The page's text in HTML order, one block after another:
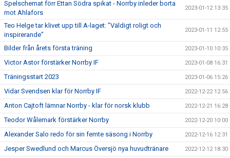
Spelschemat förr Ettan Södra spikat - Norrby inleder borta
mot Ahlafors
2023-01-12 13:35
Teo Helge tar klivet upp till A-laget: "Väldigt roligt och
inspirerande"
2023-01-11 12:55
Bilder från årets första träning 2023-01-10 10:35
Victor Astor förstärker Norrby IF 2023-01-08 16:31
Träningsstart 2023 2023-01-06 15:26
Vidar Svendsen klar för Norrby IF 2022-12-22 12:56
Anton Cajtoft lämnar Norrby - klar för norsk klubb 2022-12-21 16:28
Teodor Wålemark förstärker Norrby 2022-12-20 10:00
Alexander Salo redo för sin femte säsong i Norrby 2022-12-16 12:31
Jesper Swedlund och Marcus Översjö nya huvudtränare 2022-12-12 18:30